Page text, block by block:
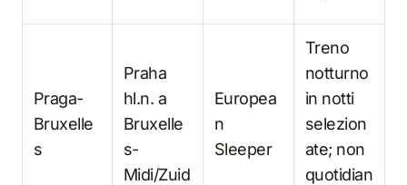
Praga-
Bruxelle
s
Praha
hl.n. a
Bruxelle
s-
Midi/Zuid
Europea
n
Sleeper
Treno
notturno
in notti
selezion
ate; non
quotidian